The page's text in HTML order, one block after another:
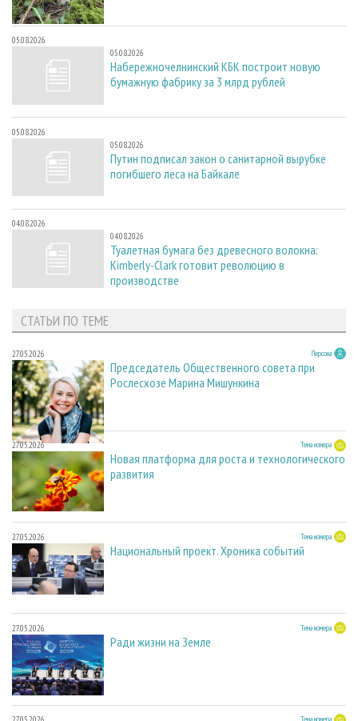
05.08.2026
05.08.2026
Набережночелнинский КБК построит новую
бумажную фабрику за 3 млрд рублей
05.08.2026
05.08.2026
Путин подписал закон о санитарной вырубке
погибшего леса на Байкале
04.08.2026
04.08.2026
Туалетная бумага без древесного волокна:
Kimberly-Clark готовит революцию в
производстве
СТАТЬИ ПО ТЕМЕ
27.05.2026 Персона
Председатель Общественного совета при
Рослесхозе Марина Мишункина
27.05.2026 Тема номера
Новая платформа для роста и технологического
развития
27.05.2026 Тема номера
Национальный проект. Хроника событий
27.05.2026 Тема номера
Ради жизни на Земле